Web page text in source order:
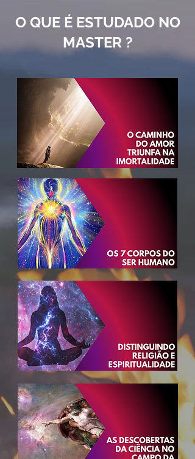
O QUE É ESTUDADO NO
MASTER ?